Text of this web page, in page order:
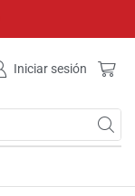
Iniciar sesión